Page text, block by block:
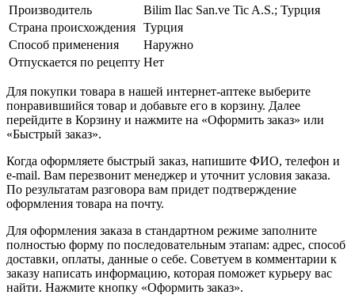
Производитель
Bilim Ilac San.ve Tic A.S.; Турция
Страна происхождения Турция
Способ применения
Наружно
Отпускается по рецепту Нет
Для покупки товара в нашей интернет-аптеке выберите
понравившийся товар и добавьте его в корзину. Далее
перейдите в Корзину и нажмите на «Оформить заказ» или
«Быстрый заказ».
Когда оформляете быстрый заказ, напишите ФИО, телефон и
e-mail. Вам перезвонит менеджер и уточнит условия заказа.
По результатам разговора вам придет подтверждение
оформления товара на почту.
Для оформления заказа в стандартном режиме заполните
полностью форму по последовательным этапам: адрес, способ
доставки, оплаты, данные о себе. Советуем в комментарии к
заказу написать информацию, которая поможет курьеру вас
найти. Нажмите кнопку «Оформить заказ».